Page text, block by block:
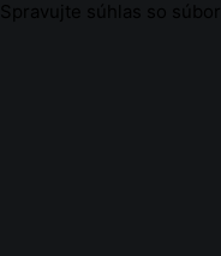
Spravujte súhlas so